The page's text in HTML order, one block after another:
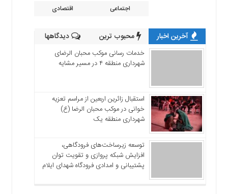
اجتماعی اقتصادی
آخرین اخبار محبوب ترین دیدگاهها
خدمات رسانی موکب محبان الرضای
شهرداری منطقه ۴ در مسیر مشایه
استقبال زائرین اربعین از مراسم تعزیه
خوانی در موکب محبان الرضا (ع)
شهرداری منطقه یک
توسعه زیرساخت‌های فرودگاهی،
افزایش شبکه پروازی و تقویت توان
پشتیبانی و امدادی فرودگاه شهدای ایلام